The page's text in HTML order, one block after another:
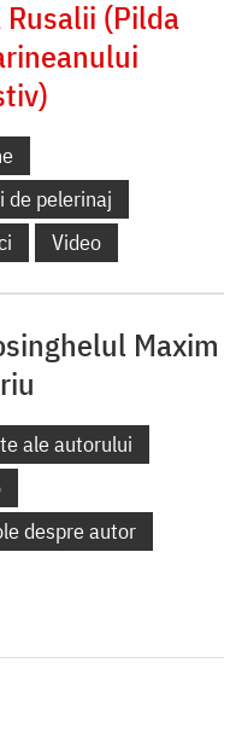
Rusalii (Pilda
de pelerinaj
Video
Maxim
ale autorului
despre autor